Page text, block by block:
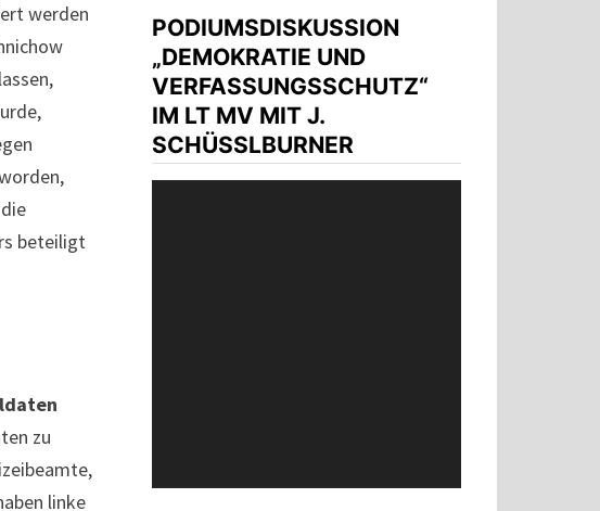
werden
beteiligt
zu
linke
PODIUMSDISKUSSION
„DEMOKRATIE UND
VERFASSUNGSSCHUTZ“
IM LT MV MIT J.
SCHÜSSLBURNER